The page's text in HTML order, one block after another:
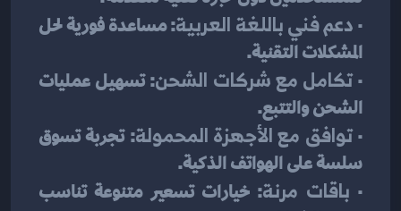
· دعم فني باللغة العربية
المشكلات التقنية.
· تكامل مع شركات الشحن
الشحن والتتبع.
· توافق مع الأجهزة المحمولة
سلسة على الهواتف الذكية.
· باقات مرنة